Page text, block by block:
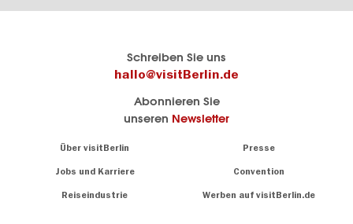
Schreiben Sie uns
hallo@visitBerlin.de
Abonnieren Sie
unseren Newsletter
Über visitBerlin Presse
Jobs und Karriere Convention
Reiseindustrie Werben auf visitBerlin.de
sind
für Sie da.
Insidertipps